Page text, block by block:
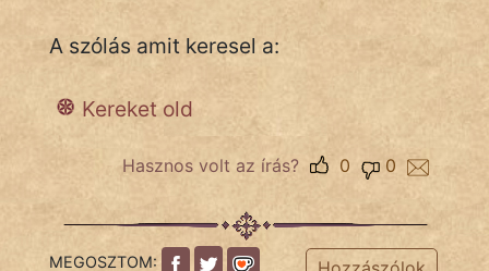
Szólások
Tréfás
SZÓLÁS
A szólás amit keresel a:
Kereket old
Hasznos volt az írás? 0
0
MEGOSZTOM: